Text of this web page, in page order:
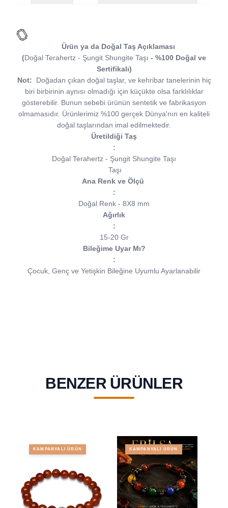
Ürün ya da Doğal Taş Açıklaması
(Doğal Terahertz - Şungit Shungite Taşı - %100 Doğal ve
Sertifikalı)
Not: Doğadan çıkan doğal taşlar, ve kehribar tanelerinin hiç
biri birbirinin aynısı olmadığı için küçükte olsa farklılıklar
gösterebilir. Bunun sebebi ürünün sentetik ve fabrikasyon
olmamasıdır. Ürünlerimiz %100 gerçek Dünya'nın en kaliteli
doğal taşlarından imal edilmektedir.
Üretildiği Taş
:
Doğal Terahertz - Şungit Shungite Taşı
Taşı
Ana Renk ve Ölçü
:
Doğal Renk - 8X8 mm
Ağırlık
:
15-20 Gr
Bileğime Uyar Mı?
:
Çocuk, Genç ve Yetişkin Bileğine Uyumlu Ayarlanabilir
BENZER ÜRÜNLER
KAMPANYALI ÜRÜN KAMPANYALI ÜRÜN